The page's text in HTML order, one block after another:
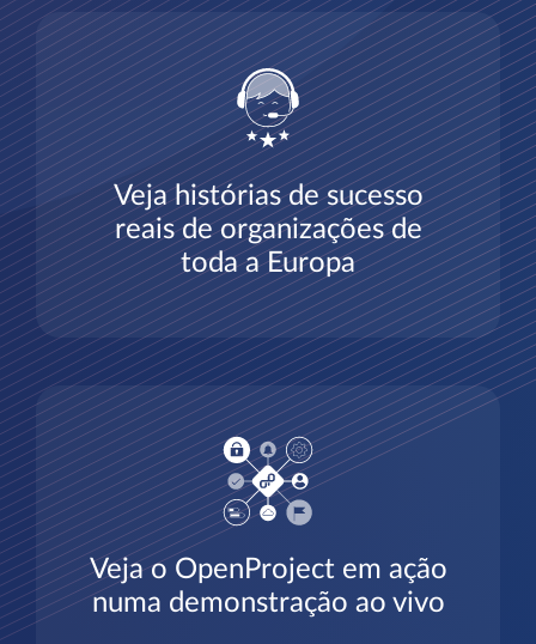
Veja histórias de sucesso
reais de organizações de
toda a Europa
Veja o OpenProject em ação
numa demonstração ao vivo